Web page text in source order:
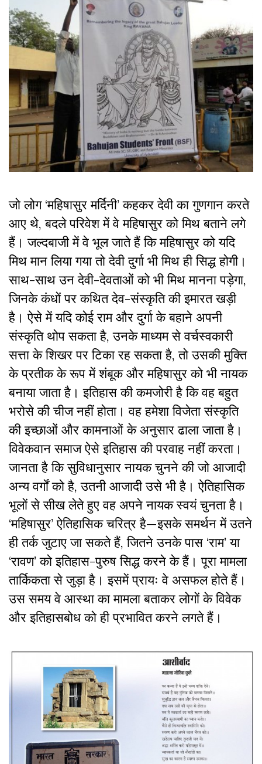
जो लोग ‘महिषासुर मर्दिनी’ कहकर देवी का गुणगान करते
आए थे, बदले परिवेश में वे महिषासुर को मिथ बताने लगे
हैं। जल्दबाजी में वे भूल जाते हैं कि महिषासुर को यदि
मिथ मान लिया गया तो देवी दुर्गा भी मिथ ही सिद्ध होगी।
साथ-साथ उन देवी-देवताओं को भी मिथ मानना पड़ेगा,
जिनके कंधों पर कथित देव-संस्कृति की इमारत खड़ी
है। ऐसे में यदि कोई राम और दुर्गा के बहाने अपनी
संस्कृति थोप सकता है, उनके माध्यम से वर्चस्वकारी
सत्ता के शिखर पर टिका रह सकता है, तो उसकी मुक्ति
के प्रतीक के रूप में शंबूक और महिषासुर को भी नायक
बनाया जाता है। इतिहास की कमजोरी है कि वह बहुत
भरोसे की चीज नहीं होता। वह हमेशा विजेता संस्कृति
की इच्छाओं और कामनाओं के अनुसार ढाला जाता है।
विवेकवान समाज ऐसे इतिहास की परवाह नहीं करता।
जानता है कि सुविधानुसार नायक चुनने की जो आजादी
अन्य वर्गों को है, उतनी आजादी उसे भी है। ऐतिहासिक
भूलों से सीख लेते हुए वह अपने नायक स्वयं चुनता है।
‘महिषासुर’ ऐतिहासिक चरित्र है—इसके समर्थन में उतने
ही तर्क जुटाए जा सकते हैं, जितने उनके पास ‘राम’ या
‘रावण’ को इतिहास-पुरुष सिद्ध करने के हैं। पूरा मामला
तार्किकता से जुड़ा है। इसमें प्रायः वे असफल होते हैं।
उस समय वे आस्था का मामला बताकर लोगों के विवेक
और इतिहासबोध को ही प्रभावित करने लगते हैं।